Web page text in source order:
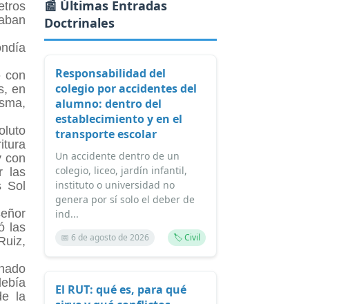
con
en
con
las
Sol
las
la
📰 Últimas Entradas
Doctrinales
Responsabilidad del
colegio por accidentes del
alumno: dentro del
establecimiento y en el
transporte escolar
Un accidente dentro de un
colegio, liceo, jardín infantil,
instituto o universidad no
genera por sí solo el deber de
ind...
📅 6 de agosto de 2026 🏷️ Civil
El RUT: qué es, para qué